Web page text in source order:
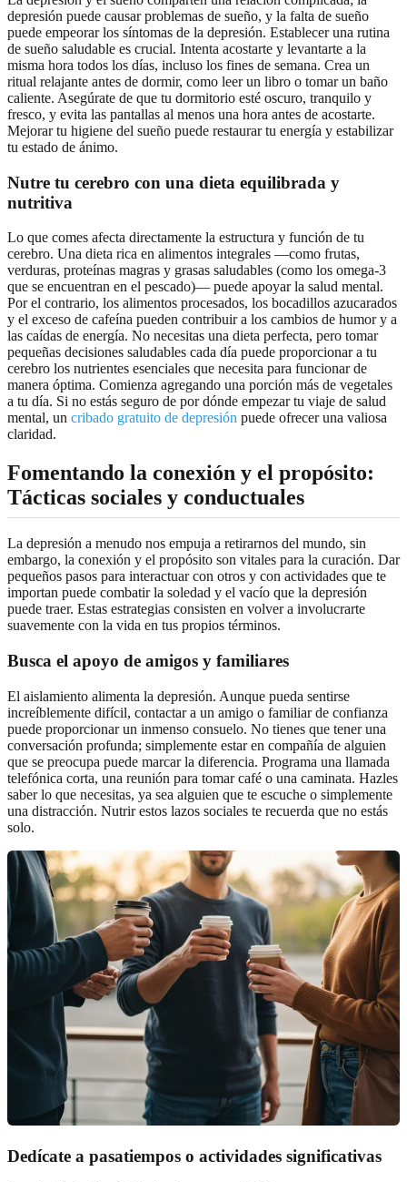
depresión puede causar problemas de sueño, y la falta de sueño
puede empeorar los síntomas de la depresión. Establecer una rutina
de sueño saludable es crucial. Intenta acostarte y levantarte a la
misma hora todos los días, incluso los fines de semana. Crea un
ritual relajante antes de dormir, como leer un libro o tomar un baño
caliente. Asegúrate de que tu dormitorio esté oscuro, tranquilo y
fresco, y evita las pantallas al menos una hora antes de acostarte.
Mejorar tu higiene del sueño puede restaurar tu energía y estabilizar
tu estado de ánimo.
Nutre tu cerebro con una dieta equilibrada y
nutritiva
Lo que comes afecta directamente la estructura y función de tu
cerebro. Una dieta rica en alimentos integrales —como frutas,
verduras, proteínas magras y grasas saludables (como los omega-3
que se encuentran en el pescado)— puede apoyar la salud mental.
Por el contrario, los alimentos procesados, los bocadillos azucarados
y el exceso de cafeína pueden contribuir a los cambios de humor y a
las caídas de energía. No necesitas una dieta perfecta, pero tomar
pequeñas decisiones saludables cada día puede proporcionar a tu
cerebro los nutrientes esenciales que necesita para funcionar de
manera óptima. Comienza agregando una porción más de vegetales
a tu día. Si no estás seguro de por dónde empezar tu viaje de salud
mental, un cribado gratuito de depresión puede ofrecer una valiosa
claridad.
Fomentando la conexión y el propósito:
Tácticas sociales y conductuales
La depresión a menudo nos empuja a retirarnos del mundo, sin
embargo, la conexión y el propósito son vitales para la curación. Dar
pequeños pasos para interactuar con otros y con actividades que te
importan puede combatir la soledad y el vacío que la depresión
puede traer. Estas estrategias consisten en volver a involucrarte
suavemente con la vida en tus propios términos.
Busca el apoyo de amigos y familiares
El aislamiento alimenta la depresión. Aunque pueda sentirse
increíblemente difícil, contactar a un amigo o familiar de confianza
puede proporcionar un inmenso consuelo. No tienes que tener una
conversación profunda; simplemente estar en compañía de alguien
que se preocupa puede marcar la diferencia. Programa una llamada
telefónica corta, una reunión para tomar café o una caminata. Hazles
saber lo que necesitas, ya sea alguien que te escuche o simplemente
una distracción. Nutrir estos lazos sociales te recuerda que no estás
solo.
Dedícate a pasatiempos o actividades significativas